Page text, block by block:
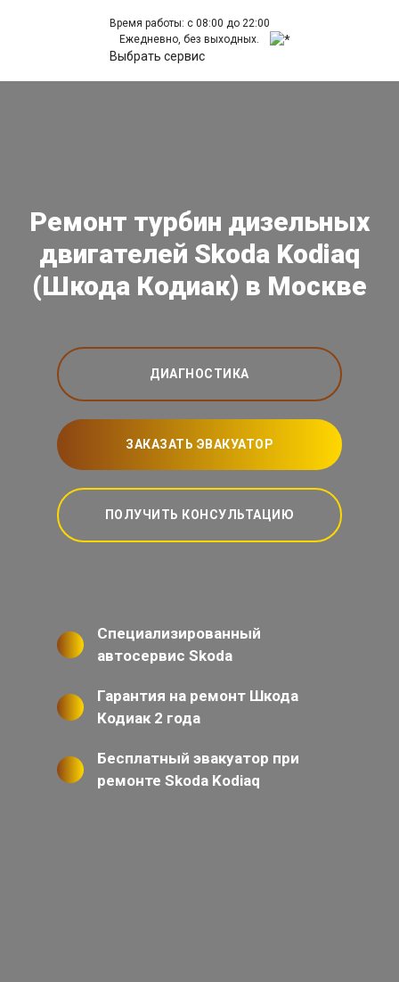
Время работы: с 08:00 до 22:00
Ежедневно, без выходных.
Выбрать сервис
Ремонт турбин дизельных
двигателей Skoda Kodiaq
(Шкода Кодиак) в Москве
ДИАГНОСТИКА
ЗАКАЗАТЬ ЭВАКУАТОР
ПОЛУЧИТЬ КОНСУЛЬТАЦИЮ
Специализированный
автосервис Skoda
Гарантия на ремонт Шкода
Кодиак 2 года
Бесплатный эвакуатор при
ремонте Skoda Kodiaq